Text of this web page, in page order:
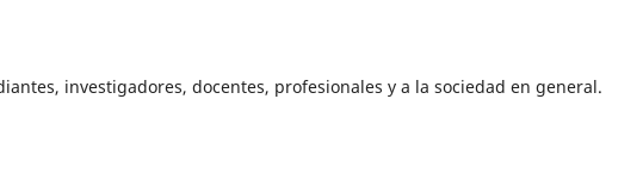
investigadores, docentes, profesionales y a la sociedad en general.